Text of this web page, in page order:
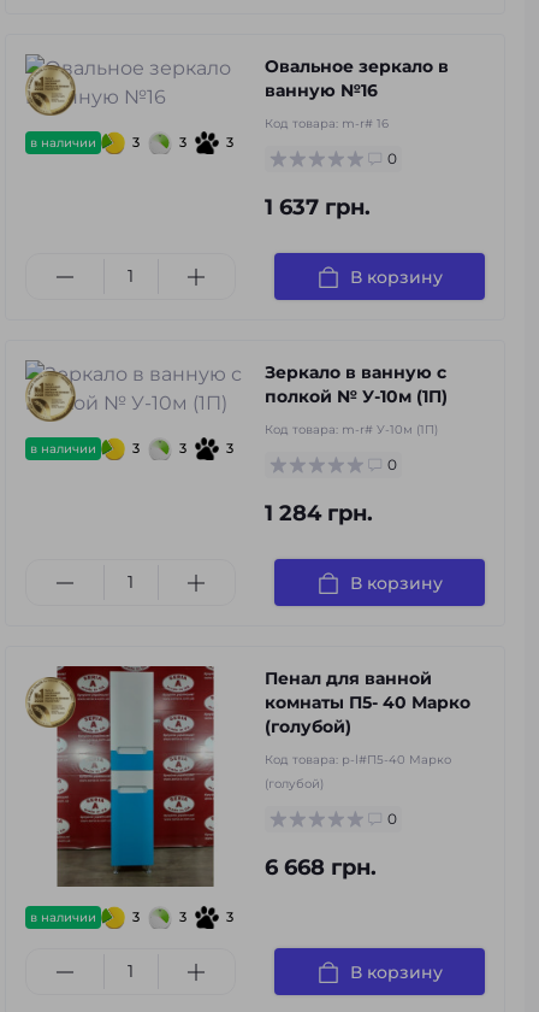
в наличии 3 3 3
Овальное зеркало в
ванную №16
Код товара: m-r# 16
0
1 637 грн.
В корзину
в наличии 3 3 3
Зеркало в ванную с
полкой № У-10м (1П)
Код товара: m-r# У-10м (1П)
0
1 284 грн.
В корзину
в наличии 3 3 3
Пенал для ванной
комнаты П5- 40 Марко
(голубой)
Код товара: p-l#П5-40 Марко
(голубой)
0
6 668 грн.
В корзину